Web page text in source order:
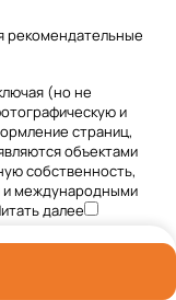
рекомендательные
(но не
и
страниц,
объектами
собственность,
и международными
далее